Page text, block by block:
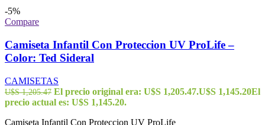
-5%
Compare
Camiseta Infantil Con Proteccion UV ProLife –
Color: Ted Sideral
CAMISETAS
U$S1,205.47 El precio original era: U$S 1,205.47.U$S 1,145.20El
precio actual es: U$S 1,145.20.
Camiseta Infantil Con Proteccion UV ProLife